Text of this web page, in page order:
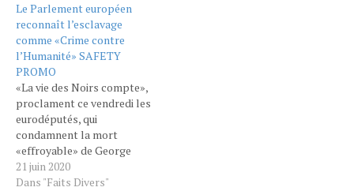
Le Parlement européen
reconnaît l’esclavage
comme «Crime contre
l’Humanité» SAFETY
PROMO
«La vie des Noirs compte»,
proclament ce vendredi les
eurodéputés, qui
condamnent la mort
«effroyable» de George
Floyd et soutiennent les
manifestations contre le
21 juin 2020
Dans "Faits Divers"